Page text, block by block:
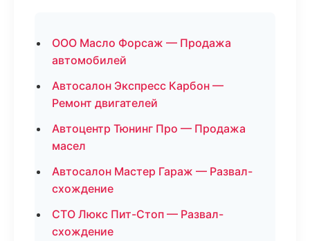
ООО Масло Форсаж — Продажа
автомобилей
Автосалон Экспресс Карбон —
Ремонт двигателей
Автоцентр Тюнинг Про — Продажа
масел
Автосалон Мастер Гараж — Развал-
схождение
СТО Люкс Пит-Стоп — Развал-
схождение